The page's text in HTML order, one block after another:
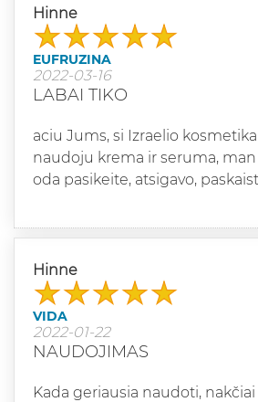
Hinne
EUFRUZINA
2022-03-16
LABAI TIKO
aciu Jums, si Izraelio
naudoju krema ir seruma,
oda pasikeite, atsigavo,
Hinne
VIDA
2022-01-22
NAUDOJIMAS
Kada geriausia naudoti,